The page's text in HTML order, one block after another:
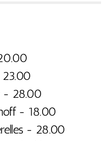
23.00
- 28.00
- 18.00
- 28.00